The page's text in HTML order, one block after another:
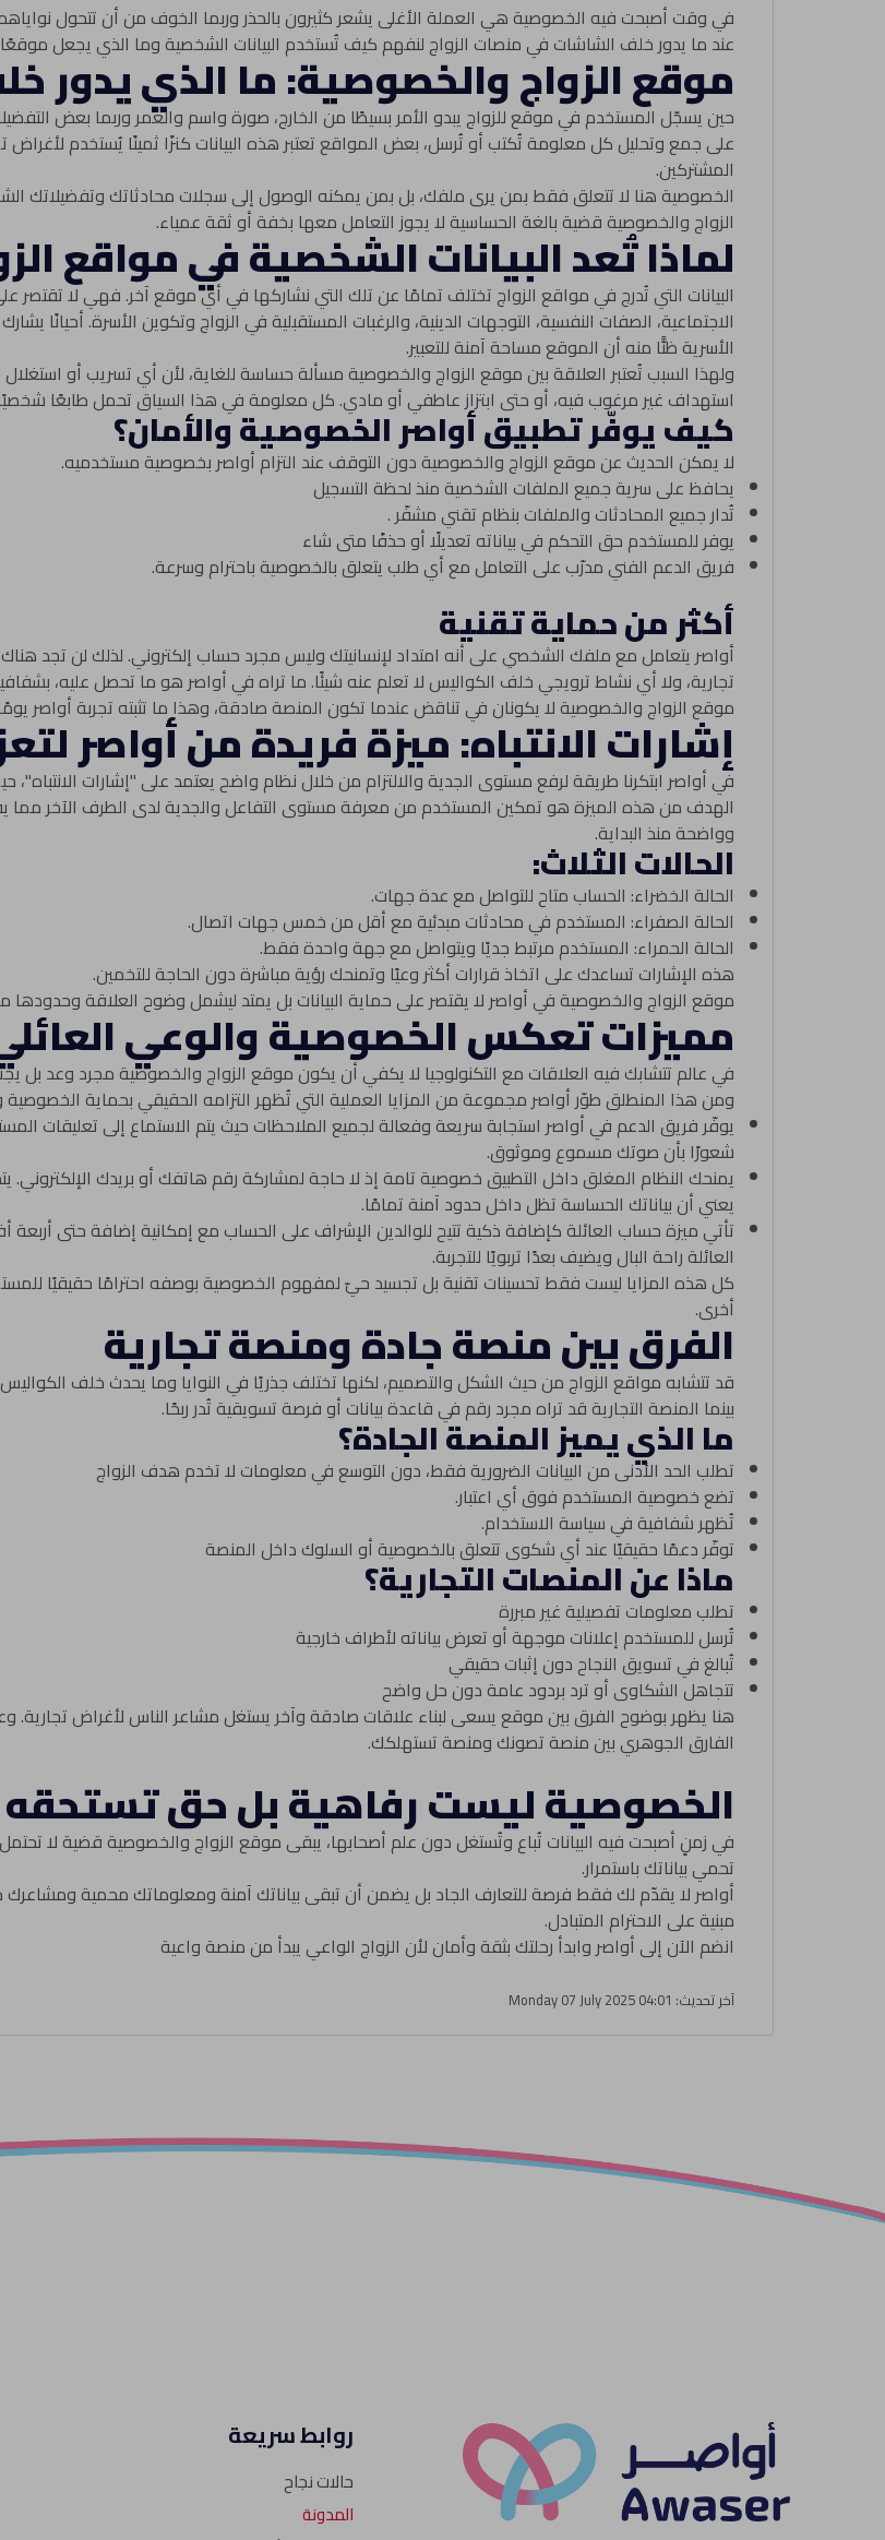
في وقت أصبحت فيه الخصوصية هي العملة الأغلى يشعر كثيرون بالحذر وربما الخوف من أن تتحول
عند ما يدور خلف الشاشات في منصات الزواج لنفهم كيف تُستخدم البيانات الشخصية وما الذي يجعل
موقع الزواج والخصوصية: ما الذي يدور
حين يسجّل المستخدم في موقع للزواج يبدو الأمر بسيطًا من الخارج، صورة واسم والعمر وربما بعض
على جمع وتحليل كل معلومة تُكتب أو تُرسل، بعض المواقع تعتبر هذه البيانات كنزًا ثمينًا يُستخدم
المشتركين.
الخصوصية هنا لا تتعلق فقط بمن يرى ملفك، بل بمن يمكنه الوصول إلى سجلات محادثاتك
الزواج والخصوصية قضية بالغة الحساسية لا يجوز التعامل معها بخفة أو ثقة عمياء.
لماذا تُعد البيانات الشخصية في مواقع
البيانات التي تُدرج في مواقع الزواج تختلف تمامًا عن تلك التي نشاركها في أي موقع آخر. فهي لا تقتصر
الاجتماعية، الصفات النفسية، التوجهات الدينية، والرغبات المستقبلية في الزواج وتكوين الأسرة.
الأسرية ظنًّا منه أن الموقع مساحة آمنة للتعبير.
ولهذا السبب تُعتبر العلاقة بين موقع الزواج والخصوصية مسألة حساسة للغاية، لأن أي تسريب أو
استهداف غير مرغوب فيه، أو حتى ابتزاز عاطفي أو مادي. كل معلومة في هذا السياق تحمل طابعًا شخصيًا
كيف يوفّر تطبيق أواصر الخصوصية والأمان؟
لا يمكن الحديث عن موقع الزواج والخصوصية دون التوقف عند التزام أواصر بخصوصية مستخدميه.
يحافظ على سرية جميع الملفات الشخصية منذ لحظة التسجيل
تُدار جميع المحادثات والملفات بنظام تقني مشفّر .
يوفر للمستخدم حق التحكم في بياناته تعديلًا أو حذفًا متى شاء
فريق الدعم الفني مدرّب على التعامل مع أي طلب يتعلق بالخصوصية باحترام وسرعة.
أكثر من حماية تقنية
أواصر يتعامل مع ملفك الشخصي على أنه امتداد لإنسانيتك وليس مجرد حساب إلكتروني. لذلك لن تجد هناك
تجارية، ولا أي نشاط ترويجي خلف الكواليس لا تعلم عنه شيئًا. ما تراه في أواصر هو ما تحصل عليه،
موقع الزواج والخصوصية لا يكونان في تناقض عندما تكون المنصة صادقة، وهذا ما تثبته تجربة أواصر
إشارات الانتباه: ميزة فريدة من أواصر
في أواصر ابتكرنا طريقة لرفع مستوى الجدية والالتزام من خلال نظام واضح يعتمد على "إشارات
الهدف من هذه الميزة هو تمكين المستخدم من معرفة مستوى التفاعل والجدية لدى الطرف الآخر
وواضحة منذ البداية.
الحالات الثلاث:
الحالة الخضراء: الحساب متاح للتواصل مع عدة جهات.
الحالة الصفراء: المستخدم في محادثات مبدئية مع أقل من خمس جهات اتصال.
الحالة الحمراء: المستخدم مرتبط جديًا ويتواصل مع جهة واحدة فقط.
هذه الإشارات تساعدك على اتخاذ قرارات أكثر وعيًا وتمنحك رؤية مباشرة دون الحاجة للتخمين.
موقع الزواج والخصوصية في أواصر لا يقتصر على حماية البيانات بل يمتد ليشمل وضوح العلاقة وحدودها
مميزات تعكس الخصوصية والوعي
في عالم تتشابك فيه العلاقات مع التكنولوجيا لا يكفي أن يكون موقع الزواج والخصوصية مجرد وعد
ومن هذا المنطلق طوّر أواصر مجموعة من المزايا العملية التي تُظهر التزامه الحقيقي بحماية الخصوصية
يوفّر فريق الدعم في أواصر استجابة سريعة وفعالة لجميع الملاحظات حيث يتم الاستماع إلى تعليقات
شعورًا بأن صوتك مسموع وموثوق.
يمنحك النظام المغلق داخل التطبيق خصوصية تامة إذ لا حاجة لمشاركة رقم هاتفك أو بريدك الإلكتروني.
يعني أن بياناتك الحساسة تظل داخل حدود آمنة تمامًا.
تأتي ميزة حساب العائلة كإضافة ذكية تتيح للوالدين الإشراف على الحساب مع إمكانية إضافة حتى
العائلة راحة البال ويضيف بعدًا تربويًا للتجربة.
كل هذه المزايا ليست فقط تحسينات تقنية بل تجسيد حيّ لمفهوم الخصوصية بوصفه احترامًا حقيقيًا
أخرى.
الفرق بين منصة جادة ومنصة تجارية
قد تتشابه مواقع الزواج من حيث الشكل والتصميم، لكنها تختلف جذريًا في النوايا وما يحدث خلف
بينما المنصة التجارية قد تراه مجرد رقم في قاعدة بيانات أو فرصة تسويقية تُدر ربحًا.
ما الذي يميز المنصة الجادة؟
تطلب الحد الأدنى من البيانات الضرورية فقط، دون التوسع في معلومات لا تخدم هدف الزواج
تضع خصوصية المستخدم فوق أي اعتبار.
تُظهر شفافية في سياسة الاستخدام.
توفّر دعمًا حقيقيًا عند أي شكوى تتعلق بالخصوصية أو السلوك داخل المنصة
ماذا عن المنصات التجارية؟
تطلب معلومات تفصيلية غير مبررة
تُرسل للمستخدم إعلانات موجهة أو تعرض بياناته لأطراف خارجية
تُبالغ في تسويق النجاح دون إثبات حقيقي
تتجاهل الشكاوى أو ترد بردود عامة دون حل واضح
هنا يظهر بوضوح الفرق بين موقع يسعى لبناء علاقات صادقة وآخر يستغل مشاعر الناس لأغراض تجارية.
الفارق الجوهري بين منصة تصونك ومنصة تستهلكك.
الخصوصية ليست رفاهية بل حق تستحقه
في زمنٍ أصبحت فيه البيانات تُباع وتُستغل دون علم أصحابها، يبقى موقع الزواج والخصوصية قضية لا
تحمي بياناتك باستمرار.
أواصر لا يقدّم لك فقط فرصة للتعارف الجاد بل يضمن أن تبقى بياناتك آمنة ومعلوماتك محمية
مبنية على الاحترام المتبادل.
انضم الآن إلى أواصر وابدأ رحلتك بثقة وأمان لأن الزواج الواعي يبدأ من منصة واعية
آخر تحديث: Monday 07 July 2025 04:01
روابط سريعة
حالات نجاح
المدونة